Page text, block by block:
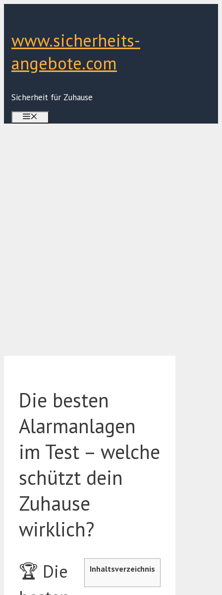
www.sicherheits-
angebote.com
Sicherheit für Zuhause
Die besten
Alarmanlagen
im Test – welche
schützt dein
Zuhause
wirklich?
Inhaltsverzeichnis
🏆 Die